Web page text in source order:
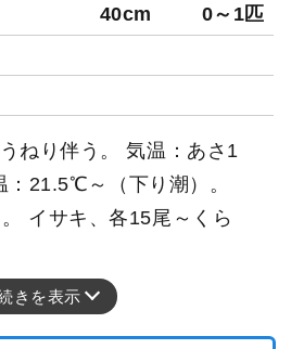
40cm 0～1匹
ねり伴う。 気温：あさ1
21.5℃～（下り潮）。
。 イサキ、各15尾～くら
きを表示